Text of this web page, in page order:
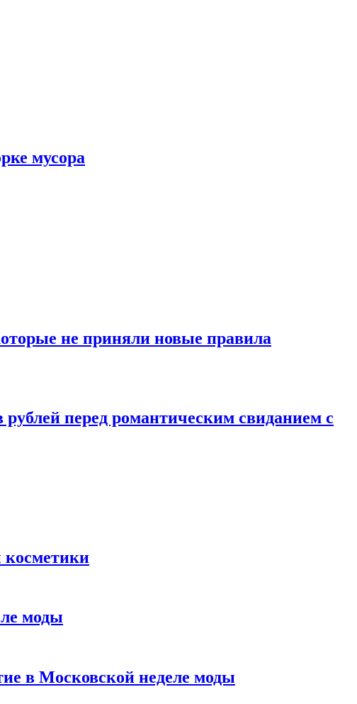
мусора
не приняли новые правила
перед романтическим свиданием с
косметики
моды
в Московской неделе моды